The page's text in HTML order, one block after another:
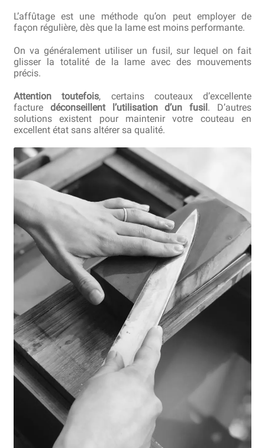
L’affûtage est une méthode qu’on peut employer de
façon régulière, dès que la lame est moins performante.
On va généralement utiliser un fusil, sur lequel on fait
glisser la totalité de la lame avec des mouvements
précis.
Attention toutefois, certains couteaux d’excellente
facture déconseillent l’utilisation d’un fusil . D’autres
solutions existent pour maintenir votre couteau en
excellent état sans altérer sa qualité.